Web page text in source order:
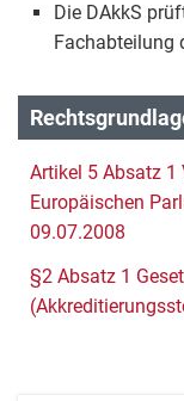
Die DAkkS
Fachabteilung
Artikel 5 Absatz 1
Europäischen
09.07.2008
§2 Absatz 1